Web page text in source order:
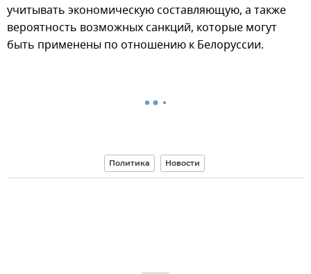
учитывать экономическую составляющую, а также
вероятность возможных санкций, которые могут
быть применены по отношению к Белоруссии.
Политика Новости